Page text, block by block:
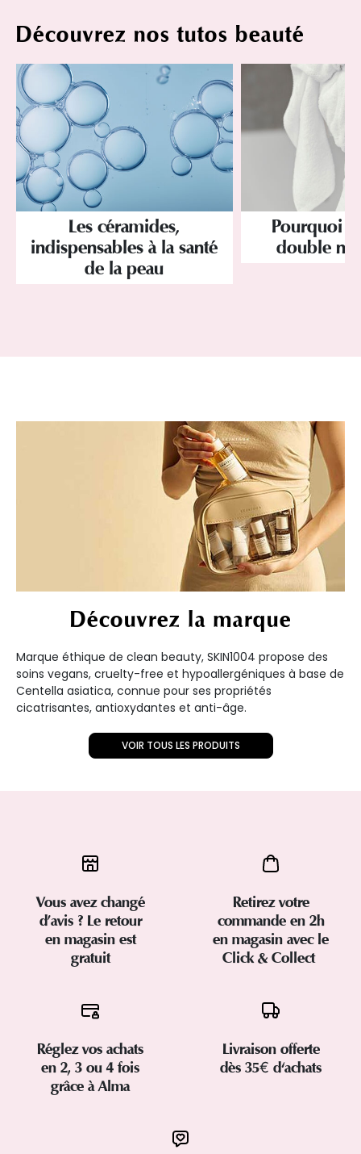
Découvrez nos tutos beauté
Les céramides,
indispensables à la santé
de la peau
Pourquoi
double
Découvrez la marque
Marque éthique de clean beauty, SKIN1004 propose des
soins vegans, cruelty-free et hypoallergéniques à base de
Centella asiatica, connue pour ses propriétés
cicatrisantes, antioxydantes et anti-âge.
VOIR TOUS LES PRODUITS
Vous avez changé
d’avis ? Le retour
en magasin est
gratuit
Retirez votre
commande en 2h
en magasin avec le
Click & Collect
Réglez vos achats
en 2, 3 ou 4 fois
grâce à Alma
Livraison offerte
dès 35€ d'achats